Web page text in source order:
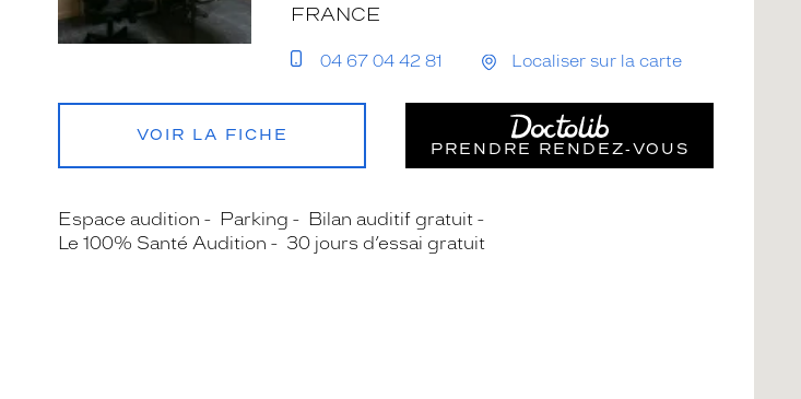
FRANCE
04 67 04 42 81 Localiser sur la carte
VOIR LA FICHE
PRENDRE RENDEZ‑VOUS
Espace audition Parking
Bilan auditif gratuit
Le 100% Santé Audition
30 jours d’essai gratuit